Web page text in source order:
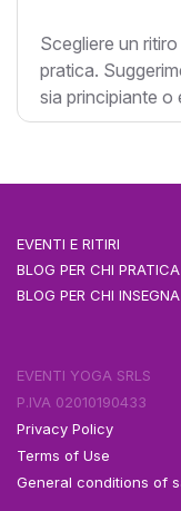
Scegliere un
pratica.
sia principiante o
EVENTI E RITIRI
BLOG PER CHI PRATICA
BLOG PER CHI INSEGNA
EVENTI YOGA SRLS
P.IVA 02010190433
Privacy Policy
Terms of Use
General conditions of